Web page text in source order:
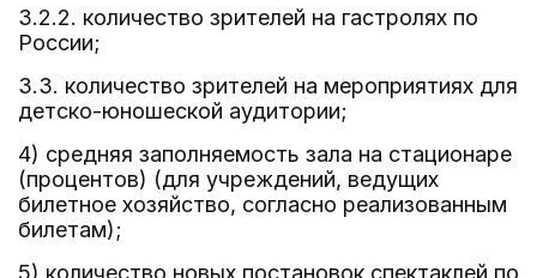
3.2.2. количество зрителей на гастролях по
России;
3.3. количество зрителей на мероприятиях для
детско-юношеской аудитории;
4) средняя заполняемость зала на стационаре
(процентов) (для учреждений, ведущих
билетное хозяйство, согласно реализованным
билетам);
5) количество новых постановок спектаклей по